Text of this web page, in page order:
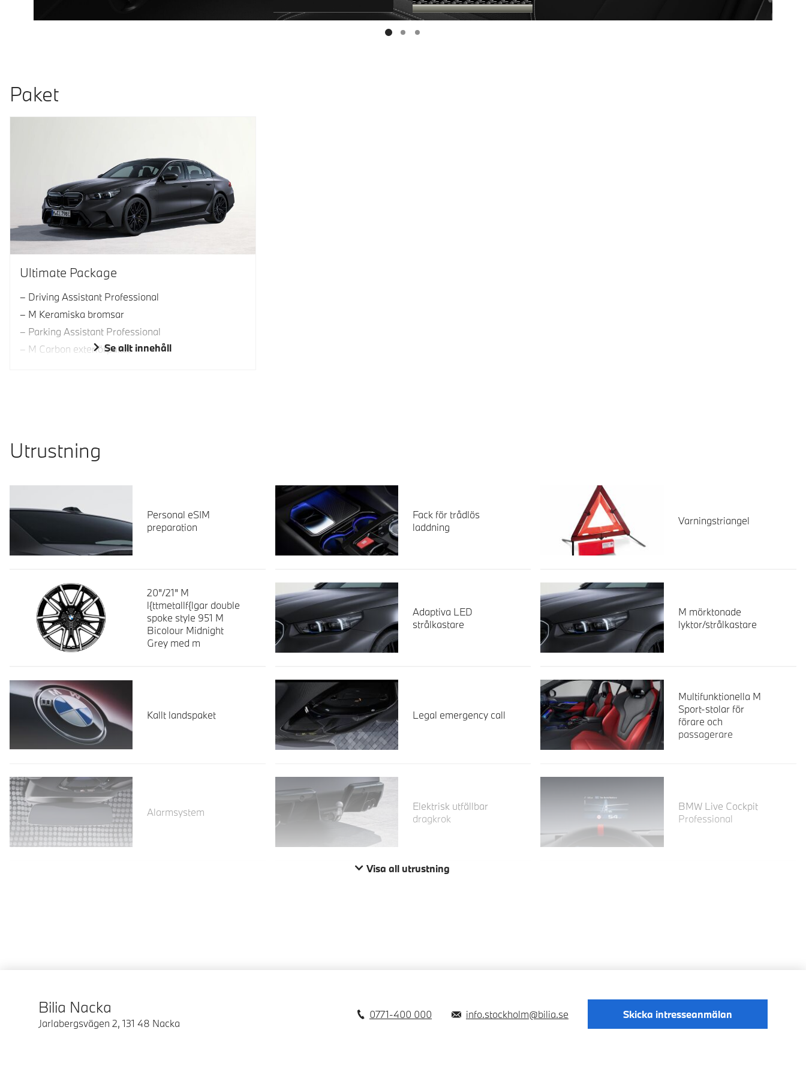
Paket
Ultimate Package
Driving Assistant Professional
M Keramiska bromsar
Parking Assistant Professional
M Carbon exteriörpaketSe allt innehåll
Utrustning
Personal eSIM
preparation
Fack för trådlös
laddning
Varningstriangel
20"/21" M
l{ttmetallf{lgar double
spoke style 951 M
Bicolour Midnight
Grey med m
Adaptiva LED
strålkastare
M mörktonade
lyktor/strålkastare
Kallt landspaket Legal emergency call
Multifunktionella M
Sport-stolar för
förare och
passagerare
Alarmsystem
Elektrisk utfällbar
dragkrok
BMW Live Cockpit
Professional
Visa all utrustning
Läs mer
Bilia Nacka
Jarlabergsvägen 2, 131 48 Nacka
0771-400 000 info.stockholm@bilia.se Skicka intresseanmälan